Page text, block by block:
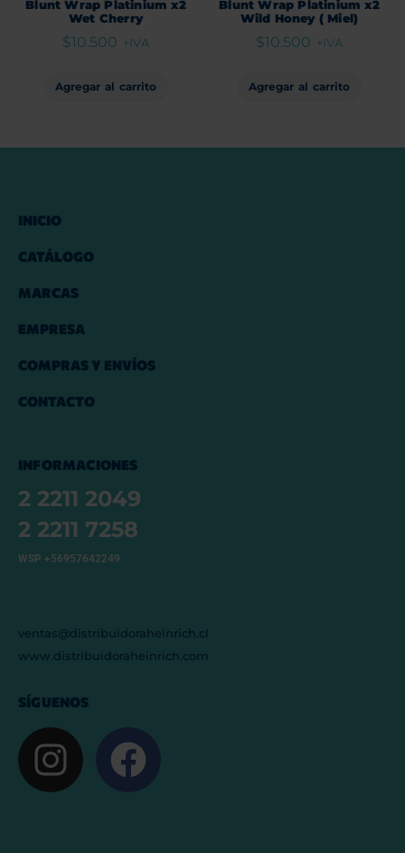
Blunt Wrap Platinium x2
Wet Cherry
$10.500 +IVA
Agregar al carrito
Blunt Wrap Platinium x2
Wild Honey ( Miel)
$10.500 +IVA
Agregar al carrito
INICIO
CATÁLOGO
MARCAS
EMPRESA
COMPRAS Y ENVÍOS
CONTACTO
INFORMACIONES
2 2211 2049
2 2211 7258
WSP +56957642249
ventas@distribuidoraheinrich.cl
www.distribuidoraheinrich.com
SÍGUENOS